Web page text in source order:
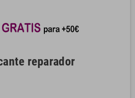
reparador